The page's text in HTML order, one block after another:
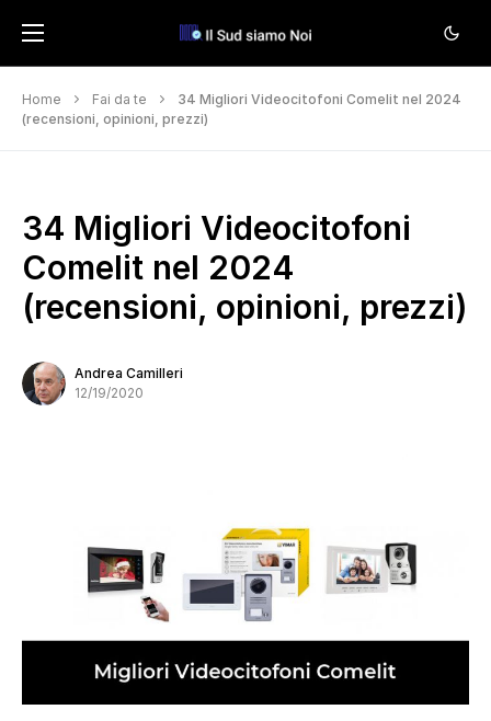
Home Fai da te
34 Migliori Videocitofoni Comelit nel 2024
(recensioni, opinioni, prezzi)
34 Migliori Videocitofoni
Comelit nel 2024
(recensioni, opinioni, prezzi)
Andrea Camilleri
12/19/2020